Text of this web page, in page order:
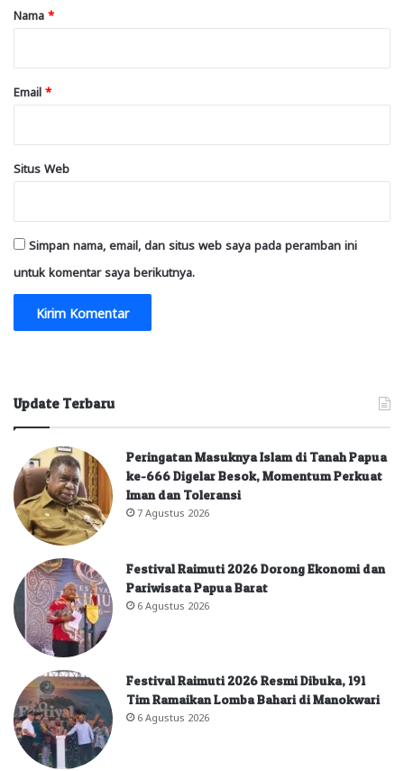
rNama *
Email *
Situs Web
Simpan nama, email, dan situs web saya pada peramban ini
untuk komentar saya berikutnya.
Update Terbaru
Peringatan Masuknya Islam di Tanah Papua
ke-666 Digelar Besok, Momentum Perkuat
Iman dan Toleransi
7 Agustus 2026
Festival Raimuti 2026 Dorong Ekonomi dan
Pariwisata Papua Barat
6 Agustus 2026
Festival Raimuti 2026 Resmi Dibuka, 191
Tim Ramaikan Lomba Bahari di Manokwari
6 Agustus 2026